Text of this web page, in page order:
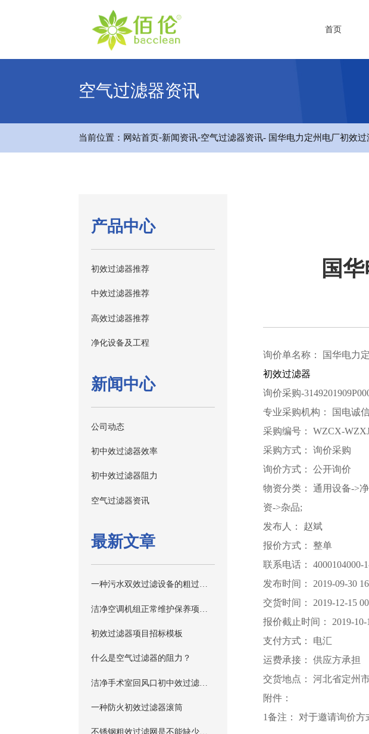
首页
空气过滤器资讯
当前位置： 网站首页-新闻资讯-空气过滤器资讯- 国华电力定州电厂初效过
产品中心
初效过滤器推荐
中效过滤器推荐
高效过滤器推荐
净化设备及工程
新闻中心
公司动态
初中效过滤器效率
初中效过滤器阻力
空气过滤器资讯
最新文章
初效过滤器项目招标模板
什么是空气过滤器的阻力？
洁净手术室回风口初中效过滤器如何选择？
一种防火初效过滤器滚筒
不锈钢粗效过滤网是不能缺少的设备
国
询价单名称： 国华电力
初效过滤器
询价采购-
专业采购机构： 国电诚
采购编号： WZCX-
采购方式： 询价采购
询价方式： 公开询价
物资分类： 通用设备->
资->杂品;
发布人： 赵斌
报价方式： 整单
联系电话： 4000104000-
发布时间： 2019-09-30
交货时间： 2019-12-15
报价截止时间： 2019-10-
支付方式： 电汇
运费承接： 供应方承担
交货地点： 河北省定州
附件：
1备注： 对于邀请询价